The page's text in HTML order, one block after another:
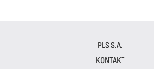
PLS S.A.
KONTAKT